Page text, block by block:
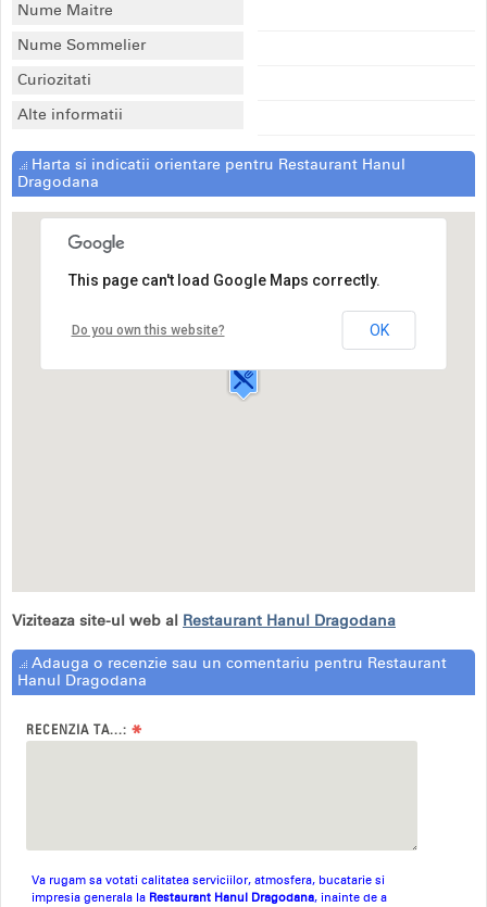
Nume Maitre
Nume Sommelier
Curiozitati
Alte informatii
Harta si indicatii orientare pentru Restaurant Hanul
Dragodana
Restaurant Hanul Dragodana
Soseaua DN 72,
Targoviste
This page can't load Google Maps correctly.
Do you own this website? OK
Viziteaza site-ul web al Restaurant Hanul Dragodana
Adauga o recenzie sau un comentariu pentru Restaurant
Hanul Dragodana
RECENZIA TA...: *
Va rugam sa votati calitatea serviciilor, atmosfera, bucatarie si
impresia generala la Restaurant Hanul Dragodana, inainte de a